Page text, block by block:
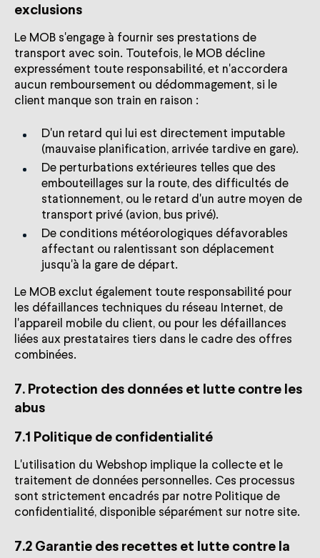
exclusions
Le MOB s'engage à fournir ses prestations de
transport avec soin. Toutefois, le MOB décline
expressément toute responsabilité, et n'accordera
aucun remboursement ou dédommagement, si le
client manque son train en raison :
D'un retard qui lui est directement imputable
(mauvaise planification, arrivée tardive en gare).
De perturbations extérieures telles que des
embouteillages sur la route, des difficultés de
stationnement, ou le retard d'un autre moyen de
transport privé (avion, bus privé).
De conditions météorologiques défavorables
affectant ou ralentissant son déplacement
jusqu'à la gare de départ.
Le MOB exclut également toute responsabilité pour
les défaillances techniques du réseau Internet, de
l'appareil mobile du client, ou pour les défaillances
liées aux prestataires tiers dans le cadre des offres
combinées.
7. Protection des données et lutte contre les
abus
7.1 Politique de confidentialité
L'utilisation du Webshop implique la collecte et le
traitement de données personnelles. Ces processus
sont strictement encadrés par notre Politique de
confidentialité, disponible séparément sur notre site.
7.2 Garantie des recettes et lutte contre la